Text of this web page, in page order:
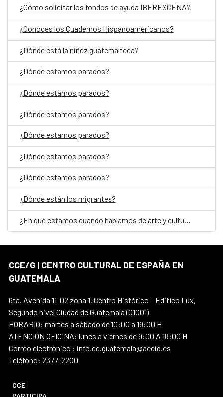
¿Cómo solicitar los fondos de ayuda IBERESCENA?
¿Conoces los Cuadernos Hispanoamericanos?
¿Dónde está la niñez guatemalteca?
¿Dónde estamos parados?
¿Dónde estamos parados?
¿Dónde estamos parados?
¿Dónde estamos parados?
¿Dónde estamos parados?
¿Dónde estamos parados?
¿Dónde están los migrantes?
CCE/G | CENTRO CULTURAL DE ESPAÑA EN
GUATEMALA
6ta. Avenida 11-02 zona 1, Centro Histórico – Edifico Lux,
Segundo nivel Ciudad de Guatemala (01001)
HORARIO: martes a sábado de 10:00 a 19:00 H
ATENCIÓN OFICINA: lunes a viernes de 9:00 A 18:00 H
Correo electrónico : info.cc.guatemala@aecid.es
Teléfono: 2377-2200
CCE